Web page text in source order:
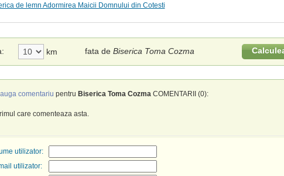
de lemn Adormirea Maicii Domnului din Cotesti
km fata de Biserica Toma Cozma
comentariu pentru Biserica Toma CozmaCOMENTARII (0):
care comenteaza asta.
utilizator:
utilizator: